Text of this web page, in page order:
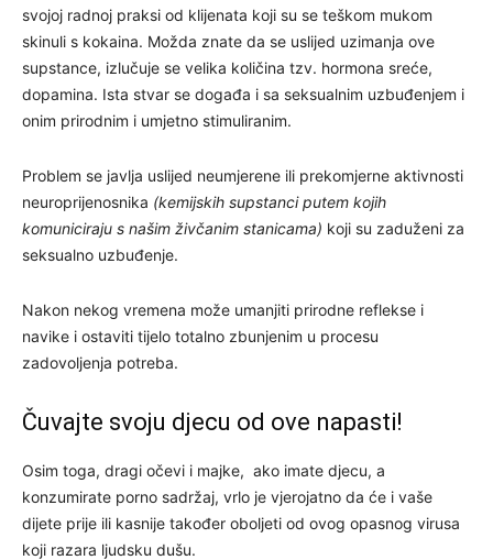
svojoj radnoj praksi od klijenata koji su se teškom mukom
skinuli s kokaina. Možda znate da se uslijed uzimanja ove
supstance, izlučuje se velika količina tzv. hormona sreće,
dopamina. Ista stvar se događa i sa seksualnim uzbuđenjem i
onim prirodnim i umjetno stimuliranim.
Problem se javlja uslijed neumjerene ili prekomjerne aktivnosti
neuroprijenosnika (kemijskih supstanci putem kojih
komuniciraju s našim živčanim stanicama) koji su zaduženi za
seksualno uzbuđenje.
Nakon nekog vremena može umanjiti prirodne reflekse i
navike i ostaviti tijelo totalno zbunjenim u procesu
zadovoljenja potreba.
Čuvajte svoju djecu od ove napasti!
Osim toga, dragi očevi i majke, ako imate djecu, a
konzumirate porno sadržaj, vrlo je vjerojatno da će i vaše
dijete prije ili kasnije također oboljeti od ovog opasnog virusa
koji razara ljudsku dušu.